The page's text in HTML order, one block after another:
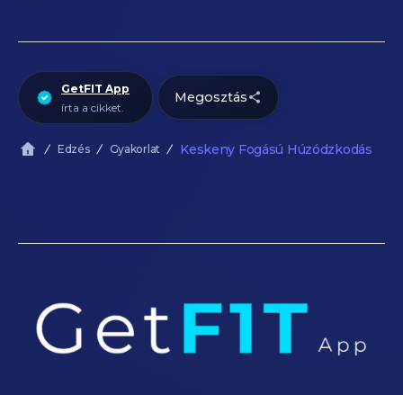
GetFIT App
írta a cikket.
Megosztás
Edzés Gyakorlat Keskeny Fogású Húzódzkodás